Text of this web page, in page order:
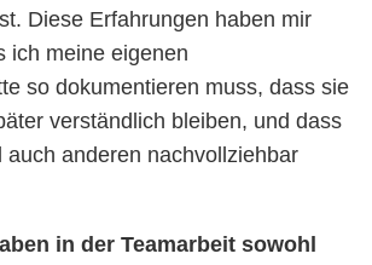
Diese Erfahrungen haben mir
ich meine eigenen
so dokumentieren muss, dass sie
verständlich bleiben, und dass
auch anderen nachvollziehbar
in der Teamarbeit sowohl